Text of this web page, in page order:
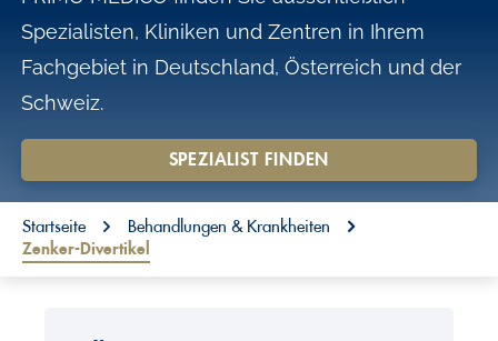
Spezialisten, Kliniken und Zentren in Ihrem
Fachgebiet in Deutschland, Österreich und der
Schweiz.
SPEZIALIST FINDEN
You are here:
Startseite
Behandlungen & Krankheiten
Zenker-Divertikel